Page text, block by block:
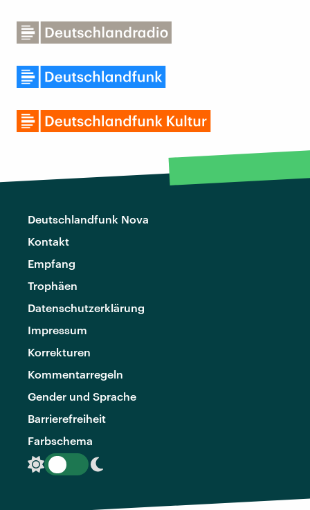
Deutschlandfunk Nova
Kontakt
Empfang
Trophäen
Datenschutzerklärung
Impressum
Korrekturen
Kommentarregeln
Gender und Sprache
Barrierefreiheit
Farbschema